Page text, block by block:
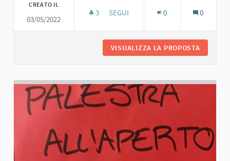
CREATO IL
03/05/2022
3 3 SOSTENITORI
SEGUI 0 0
VISUALIZZA LA PROPOSTA